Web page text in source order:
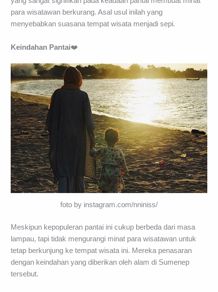
para wisatawan berkurang. Asal usul inilah yang
menyebabkan suasana tempat wisata menjadi sepi.
Keindahan Pantai❤️
foto by instagram.com/nniniss/
Meskipun kepopuleran pantai ini cukup berbeda dari masa
lampau, tapi tidak mengurangi minat para wisatawan untuk
tetap berkunjung ke tempat wisata ini. Mereka penasaran
dengan keindahan yang diberikan oleh alam di Sumenep
tersebut.